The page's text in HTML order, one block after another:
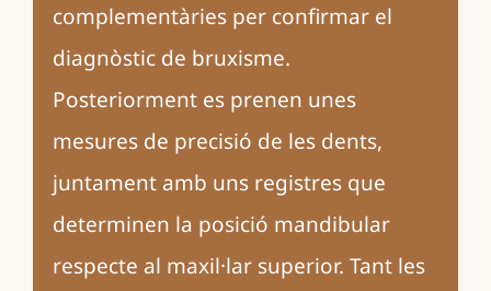
complementàries per confirmar el
diagnòstic de bruxisme.
Posteriorment es prenen unes
mesures de precisió de les dents,
juntament amb uns registres que
determinen la posició mandibular
respecte al maxil·lar superior. Tant les